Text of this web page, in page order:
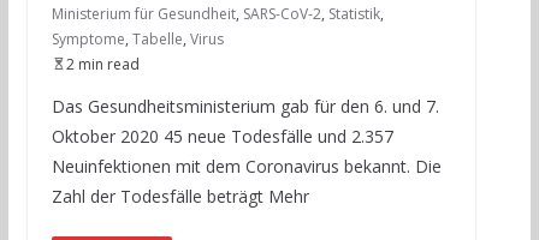
Ministerium für Gesundheit, SARS-CoV-2, Statistik,
Symptome, Tabelle, Virus
2 min read
Das Gesundheitsministerium gab für den 6. und 7.
Oktober 2020 45 neue Todesfälle und 2.357
Neuinfektionen mit dem Coronavirus bekannt. Die
Zahl der Todesfälle beträgt Mehr